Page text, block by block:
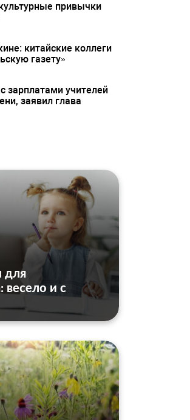
привычки
китайские коллеги
газету»
зарплатами учителей
заявил глава
для
весело и с